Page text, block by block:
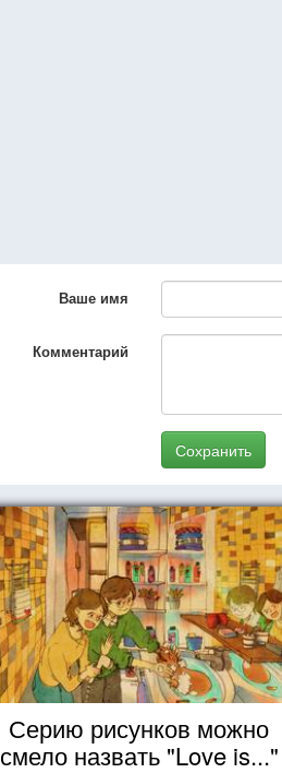
Ваше имя
Комментарий
Сохранить
Серию рисунков можно
смело назвать "Love is..."